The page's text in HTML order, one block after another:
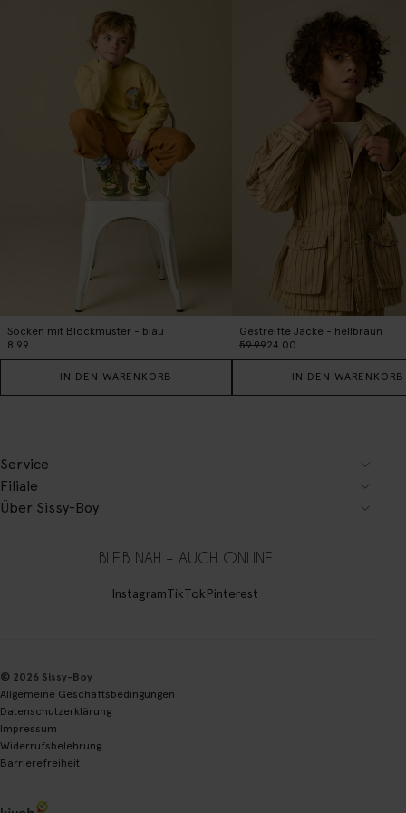
Socken mit Blockmuster - blau
8.99
IN DEN WARENKORB
Gestreifte Jacke - hellbraun
59.9924.00
IN DEN WARENKORB
Service
Filiale
Über Sissy-Boy
BLEIB NAH – AUCH ONLINE
InstagramTikTokPinterest
© 2026 Sissy-Boy
Allgemeine Geschäftsbedingungen
Datenschutzerklärung
Impressum
Widerrufsbelehrung
Barrierefreiheit